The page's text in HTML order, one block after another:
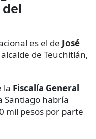
es el de José
de Teuchitlán,
la Fiscalía General
Santiago habría
mil pesos por parte